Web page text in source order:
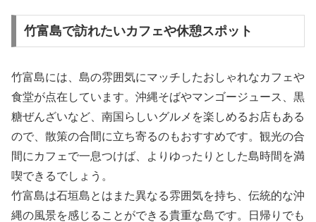
竹富島で訪れたいカフェや休憩スポット
竹富島には、島の雰囲気にマッチしたおしゃれなカフェや
食堂が点在しています。沖縄そばやマンゴージュース、黒
糖ぜんざいなど、南国らしいグルメを楽しめるお店もある
ので、散策の合間に立ち寄るのもおすすめです。観光の合
間にカフェで一息つけば、よりゆったりとした島時間を満
喫できるでしょう。
竹富島は石垣島とはまた異なる雰囲気を持ち、伝統的な沖
縄の風景を感じることができる貴重な島です。日帰りでも